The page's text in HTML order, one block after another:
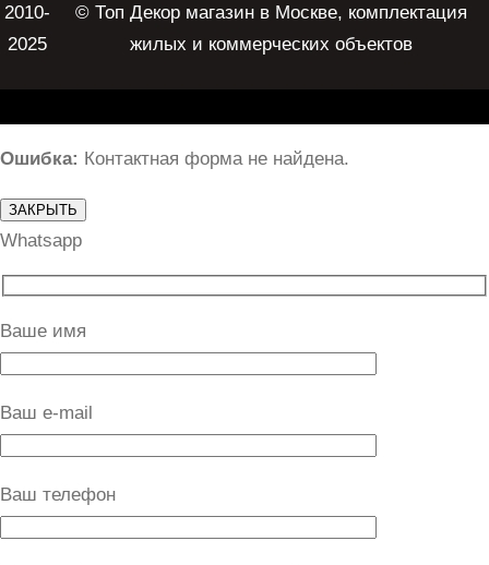
2010-
2025
© Топ Декор магазин в Москве, комплектация
жилых и коммерческих объектов
Ошибка: Контактная форма не найдена.
ЗАКРЫТЬ
Whatsapp
Ваше имя
Ваш e-mail
Ваш телефон